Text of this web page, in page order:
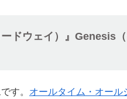
ドウェイ）』Genesis
す。 オールタイム・オール